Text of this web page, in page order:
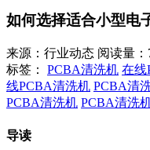
如何选择适合小型电
来源：行业动态 阅读量：
标签： PCBA清洗机 在线
线PCBA清洗机 PCBA清
PCBA清洗机 PCBA清洗
导读